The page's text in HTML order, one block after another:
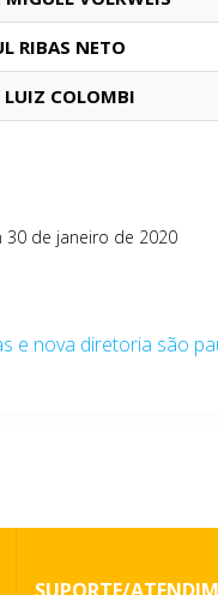
RIBAS NETO
LUIZ COLOMBI
30 de janeiro de 2020
e nova diretoria são